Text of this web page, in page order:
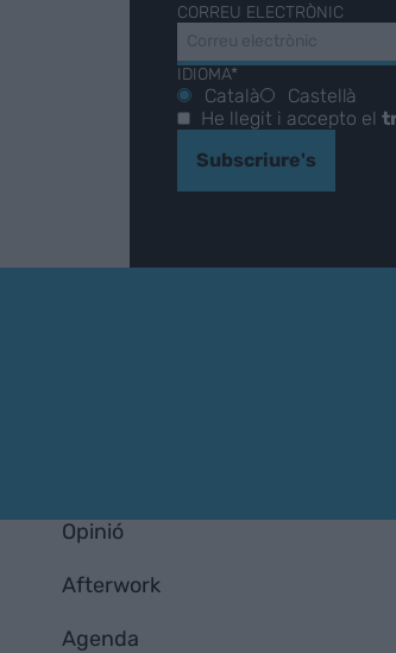
CORREU ELECTRÒNIC
IDIOMA*
Català
Castellà
He llegit i accepto el
Subscriure's
Opinió
Afterwork
Agenda